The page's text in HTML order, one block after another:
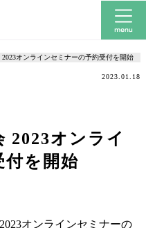
オンラインセミナーの予約受付を開始
2023オンライ
付を開始
2023.01.18
オンラインセミナーの